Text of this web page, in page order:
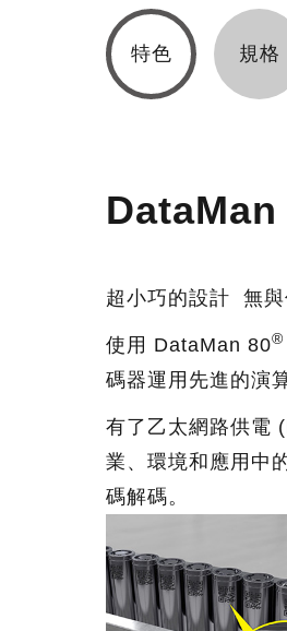
特色 規格
DataMan
超小巧的設計 無
使用 DataMan 80®
碼器運用先進的演
有了乙太網路供電
業、環境和應用中
碼解碼。